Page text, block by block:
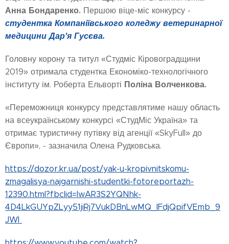
Анна Бондаренко. Першою віце-міс конкурсу -
студентка Компаніївського коледжу ветеринарної
медицини Дар'я Гусєва.
Головну корону та титул «Студміс Кіровоградщини
2019» отримала студентка Економіко-технологічного
інституту ім. Роберта Ельворті Поліна Волченкова.
«Переможниця конкурсу представлятиме нашу область
на всеукраїнському конкурсі «СтудМіс Україна» та
отримає туристичну путівку від агенції «SkyFull» до
Європи», - зазначила Олена Рудковська.
https://dozor.kr.ua/post/yak-u-kropivnitskomu-
zmagalisya-najgarnishi-studentki-fotoreportazh-
12390.html?fbclid=IwAR3S2YQNhk-
4D4LkGUYpZLyy51jiRj7VukDBnLwMQ_lFdjQpifVEmb_9
JWI